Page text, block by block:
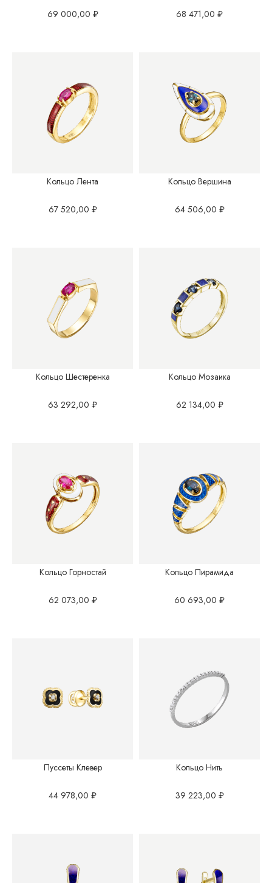
69 000,00 ₽ 68 471,00 ₽
Кольцо Лента
67 520,00 ₽
Кольцо Вершина
64 506,00 ₽
Кольцо Шестеренка
63 292,00 ₽
Кольцо Мозаика
62 134,00 ₽
Кольцо Горностай
62 073,00 ₽
Кольцо Пирамида
60 693,00 ₽
Пуссеты Клевер
44 978,00 ₽
Кольцо Нить
39 223,00 ₽